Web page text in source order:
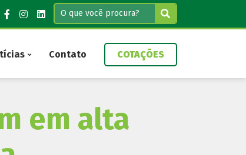
Contato COTAÇÕES
em alta